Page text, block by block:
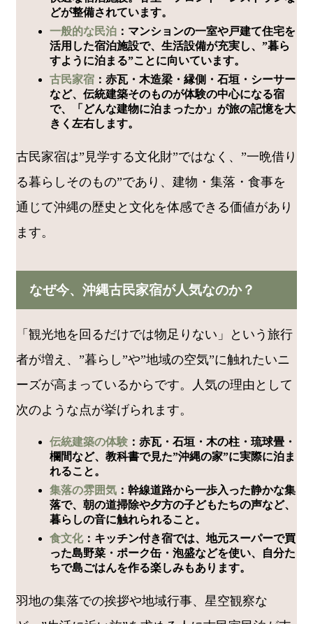
どが整備されています。
一般的な民泊 ：マンションの一室や戸建て住宅を
活用した宿泊施設で、生活設備が充実し、”暮ら
すように泊まる”ことに向いています。
古民家宿 ：赤瓦・木造梁・縁側・石垣・シーサー
など、伝統建築そのものが体験の中心になる宿
で、「どんな建物に泊まったか」が旅の記憶を大
きく左右します。
古民家宿は”見学する文化財”ではなく、”一晩借り
る暮らしそのもの”であり、建物・集落・食事を
通じて沖縄の歴史と文化を体感できる価値があり
ます。
なぜ今、沖縄古民家宿が人気なのか？
「観光地を回るだけでは物足りない」という旅行
者が増え、”暮らし”や”地域の空気”に触れたいニ
ーズが高まっているからです。人気の理由として
次のような点が挙げられます。
伝統建築の体験 ：赤瓦・石垣・木の柱・琉球畳・
欄間など、教科書で見た”沖縄の家”に実際に泊ま
れること。
集落の雰囲気 ：幹線道路から一歩入った静かな集
落で、朝の道掃除や夕方の子どもたちの声など、
暮らしの音に触れられること。
食文化：キッチン付き宿では、地元スーパーで買
った島野菜・ポーク缶・泡盛などを使い、自分た
ちで島ごはんを作る楽しみもあります。
羽地の集落での挨拶や地域行事、星空観察な